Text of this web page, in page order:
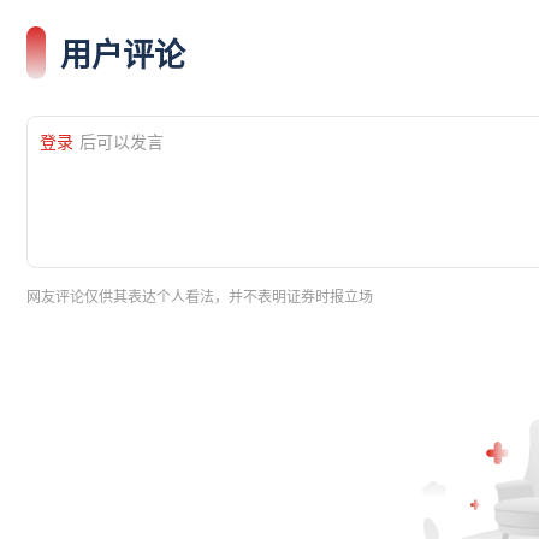
用户评论
登录 后可以发言
网友评论仅供其表达个人看法，并不表明证券时报立场